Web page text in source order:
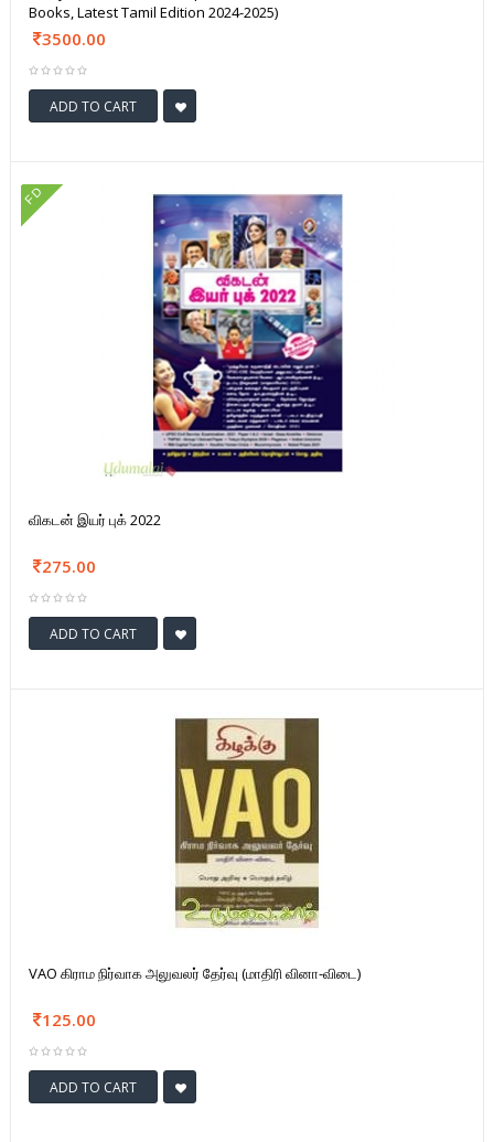
Books, Latest Tamil Edition 2024-2025)
3500.00
ADD TO CART
FD
விகடன் இயர் புக் 2022
275.00
ADD TO CART
VAO கிராம நிர்வாக அலுவலர் தேர்வு (மாதிரி வினா-விடை)
125.00
ADD TO CART